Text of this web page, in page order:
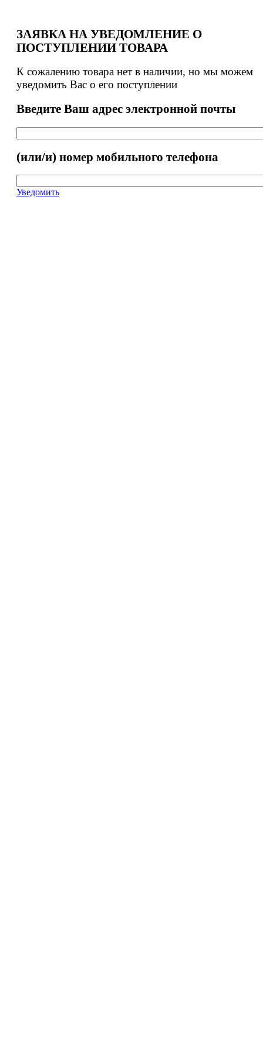
ЗАЯВКА НА УВЕДОМЛЕНИЕ О
ПОСТУПЛЕНИИ ТОВАРА
К сожалению товара нет в наличии, но мы можем
уведомить Вас о его поступлении
Введите Ваш адрес электронной почты
(или/и) номер мобильного телефона
Уведомить